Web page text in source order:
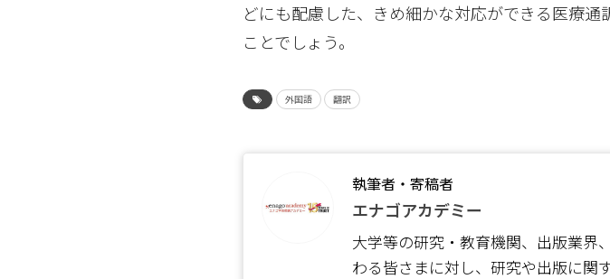
どにも配慮した、きめ細かな対応ができる医療
ことでしょう。
外国語 翻訳
執筆者・寄稿者
エナゴアカデミー
大学等の研究・教育機関、出版業界
わる皆さまに対し、研究や出版に関